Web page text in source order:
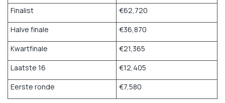
Finalist
€62,720
Halve finale
€36,870
Kwartfinale
€21,365
Laatste 16
€12,405
Eerste ronde
€7,580